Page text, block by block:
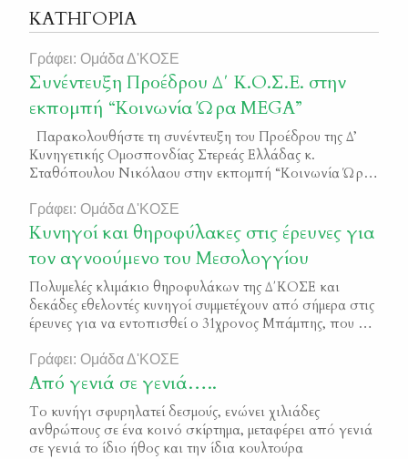
ΚΑΤΗΓΟΡΙΑ
Γράφει: Ομάδα Δ'ΚΟΣΕ
Συνέντευξη Προέδρου Δ΄ Κ.Ο.Σ.Ε. στην
εκπομπή “Κοινωνία Ώρα MEGA”
Παρακολουθήστε τη συνέντευξη του Προέδρου της Δ’
Κυνηγετικής Ομοσπονδίας Στερεάς Ελλάδας κ.
Σταθόπουλου Νικόλαου στην εκπομπή “Κοινωνία Ώρα
Γράφει: Ομάδα Δ'ΚΟΣΕ
Κυνηγοί και θηροφύλακες στις έρευνες για
τον αγνοούμενο του Μεσολογγίου
Πολυμελές κλιμάκιο θηροφυλάκων της Δ΄ΚΟΣΕ και
δεκάδες εθελοντές κυνηγοί συμμετέχουν από σήμερα στις
έρευνες για να εντοπισθεί ο 31χρονος Μπάμπης, που για
ομάδες θηροφυλάκων και κυνηγών χτένισαν σήμερα
περιοχές του κάμπου στο Ευηνοχώρι, καθώς εκεί
εντοπίστηκε για τελευταία φορά το στίγμα του
αγνοούμενου. Η συμμετοχή τους στις […]
Γράφει: Ομάδα Δ'ΚΟΣΕ
Από γενιά σε γενιά…..
Το κυνήγι σφυρηλατεί δεσμούς, ενώνει χιλιάδες
ανθρώπους σε ένα κοινό σκίρτημα, μεταφέρει από γενιά
σε γενιά το ίδιο ήθος και την ίδια κουλτούρα